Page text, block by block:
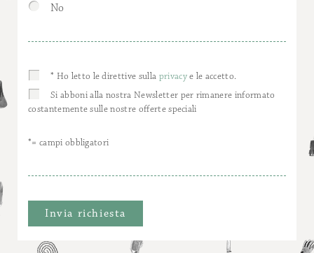
No
* Ho letto le direttive sulla privacye le accetto.
Si abboni alla nostra Newsletter per rimanere informato
costantemente sulle nostre offerte speciali
*= campi obbligatori